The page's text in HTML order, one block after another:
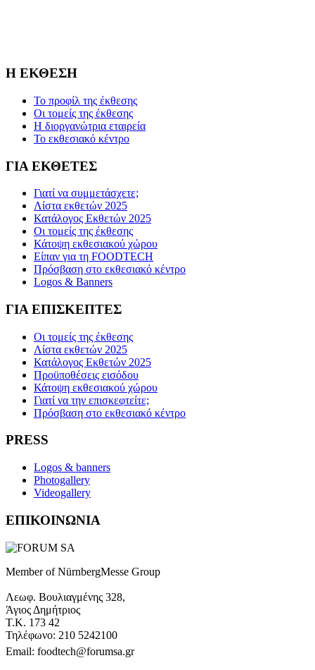
Η ΕΚΘΕΣΗ
Το προφίλ της έκθεσης
Οι τομείς της έκθεσης
Η διοργανώτρια εταιρεία
Το εκθεσιακό κέντρο
ΓΙΑ ΕΚΘΕΤΕΣ
Γιατί να συμμετάσχετε;
Λίστα εκθετών 2025
Κατάλογος Εκθετών 2025
Οι τομείς της έκθεσης
Κάτοψη εκθεσιακού χώρου
Είπαν για τη FOODTECH
Πρόσβαση στο εκθεσιακό κέντρο
Logos & Banners
ΓΙΑ ΕΠΙΣΚΕΠΤΕΣ
Οι τομείς της έκθεσης
Λίστα εκθετών 2025
Κατάλογος Εκθετών 2025
Προϋποθέσεις εισόδου
Κάτοψη εκθεσιακού χώρου
Γιατί να την επισκεφτείτε;
Πρόσβαση στο εκθεσιακό κέντρο
PRESS
Logos & banners
Photogallery
Videogallery
ΕΠΙΚΟΙΝΩΝΙΑ
Member of NürnbergMesse Group
Λεωφ. Βουλιαγμένης 328,
Άγιος Δημήτριος
Τ.Κ. 173 42
Τηλέφωνο: 210 5242100
Email: foodtech@forumsa.gr